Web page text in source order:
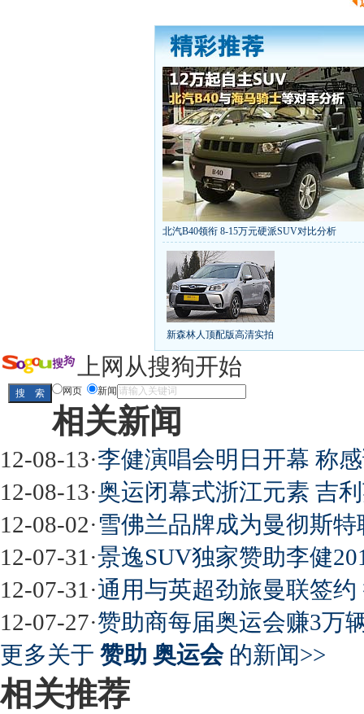
北汽B40领衔 8-15万元硬派SUV对比分析
丰田推八款低价新车 全新RAV4海外售
第九代雅阁/本田新小SUV
凯越已跌至8折甩卖 6款合资自主车是真的低价
给中国人争气的热销SUV 全新马自达6：海外
10万元新车叫板合资 15万买车谁好
长城2013年新SUV规划曝光
全新胜达23日上市 秒杀日系的SUV
大众6万
最高法解释：醉驾毒驾发生交通事故 交强险应
新森林人顶配版高清实拍
屌丝必看世界末日逃亡车
最强山寨 又奥迪又奔驰
上网从搜狗开始
网页 新闻
相关新闻
12-08-13·李健演唱会明日开幕 称
12-08-13·奥运闭幕式浙江元素 吉
12-08-02·雪佛兰品牌成为曼彻斯
12-07-31 ·景逸SUV独家赞助李健
12-07-31 ·通用与英超劲旅曼联签
12-07-27·赞助商每届奥运会赚3万
更多关于 赞助 奥运会的新闻>>
相关推荐